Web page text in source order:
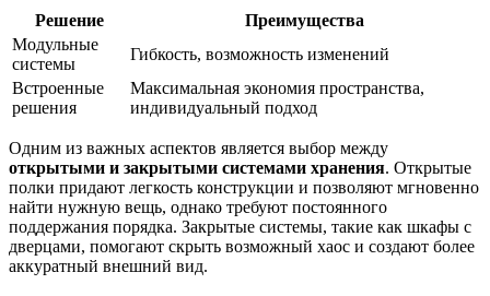
Решение
Преимущества
Модульные
системы
Гибкость, возможность изменений
Встроенные
решения
Максимальная экономия пространства,
индивидуальный подход
Одним из важных аспектов является выбор между
открытыми и закрытыми системами хранения. Открытые
полки придают легкость конструкции и позволяют мгновенно
найти нужную вещь, однако требуют постоянного
поддержания порядка. Закрытые системы, такие как шкафы с
дверцами, помогают скрыть возможный хаос и создают более
аккуратный внешний вид.